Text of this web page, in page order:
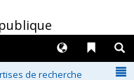
Liens
Langues
de recherche